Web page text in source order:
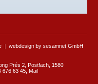
webdesign by sesamnet GmbH
Prés 2, Postfach, 1580
676 63 45, Mail